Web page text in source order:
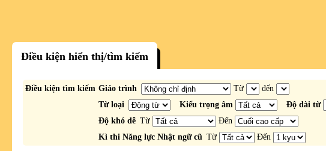
Điều kiện hiển thị/tìm kiếm
Điều kiện tìm kiếm Giáo trình Từ
đến
Từ loại
Kiểu trọng âm
Độ dài từ
Độ khó dễ Từ
Đến
Kì thi Năng lực Nhật ngữ cũ Từ Đến